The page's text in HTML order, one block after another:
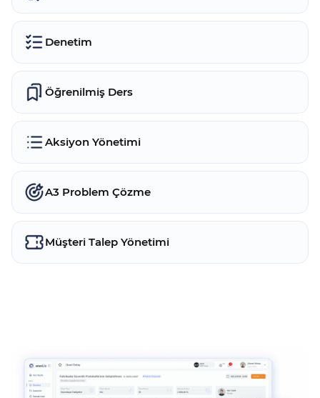
Denetim
Öğrenilmiş Ders
Aksiyon Yönetimi
A3 Problem Çözme
Müşteri Talep Yönetimi